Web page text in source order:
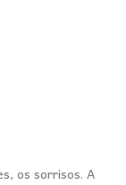
os sorrisos. A